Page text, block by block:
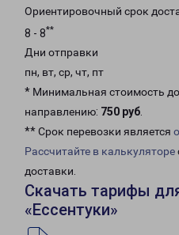
Ориентировочный срок
8 - 8**
Дни отправки
пн, вт, ср, чт, пт
* Минимальная стоимость
направлению: 750 руб.
** Срок перевозки является
Рассчитайте в калькуляторе
доставки.
Скачать тарифы
«Ессентуки»